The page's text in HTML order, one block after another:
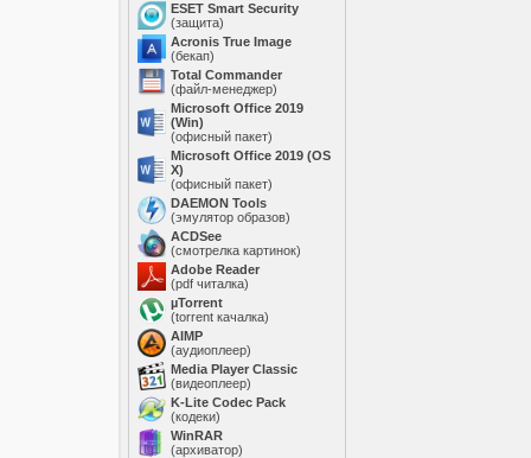
ESET Smart Security
(защита)
Acronis True Image
(бекап)
Total Commander
(файл-менеджер)
Microsoft Office 2019
(Win)
(офисный пакет)
Microsoft Office 2019 (OS
X)
(офисный пакет)
DAEMON Tools
(эмулятор образов)
ACDSee
(смотрелка картинок)
Adobe Reader
(pdf читалка)
µTorrent
(torrent качалка)
AIMP
(аудиоплеер)
Media Player Classic
(видеоплеер)
K-Lite Codec Pack
(кодеки)
WinRAR
(архиватор)